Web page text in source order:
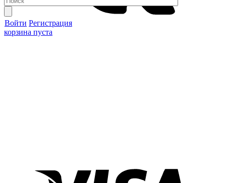
Войти Регистрация
корзина пуста